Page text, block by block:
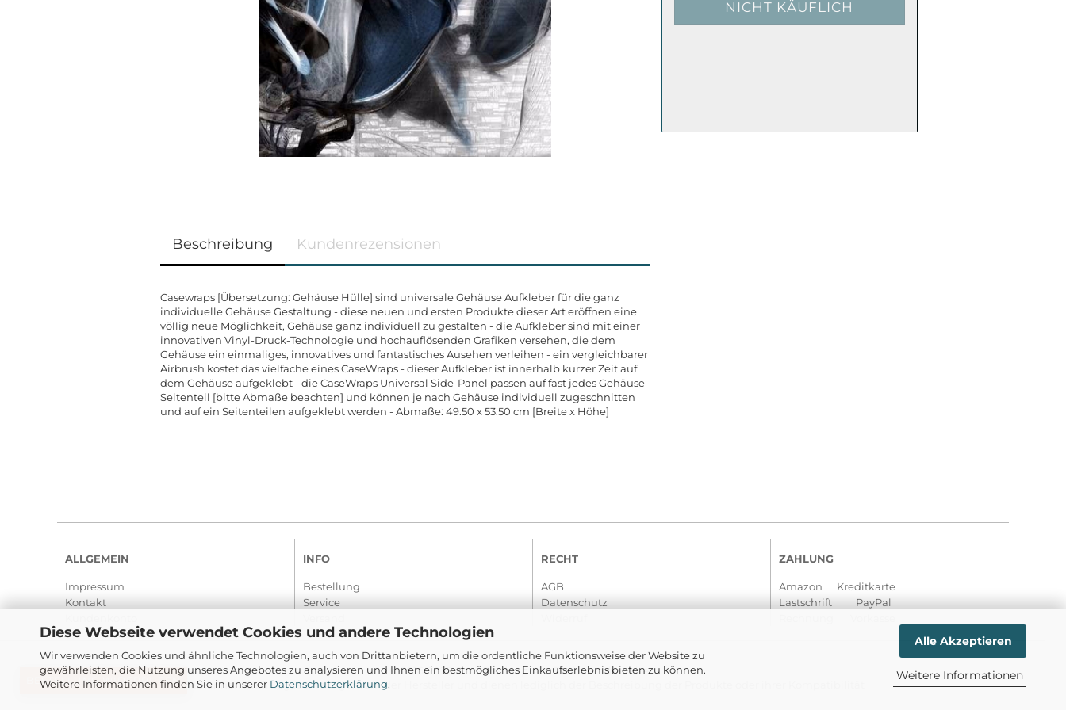
Diese Webseite verwendet Cookies und andere Technologien
Wir verwenden Cookies und ähnliche Technologien, auch von Drittanbietern, um die ordentliche Funktionsweise der Website zu
gewährleisten, die Nutzung unseres Angebotes zu analysieren und Ihnen ein bestmögliches Einkaufserlebnis bieten zu können.
Weitere Informationen finden Sie in unserer Datenschutzerklärung.
Alle Akzeptieren
Weitere Informationen
Beschreibung Kundenrezensionen
Casewraps [Übersetzung: Gehäuse Hülle] sind universale Gehäuse Aufkleber für die ganz
individuelle Gehäuse Gestaltung - diese neuen und ersten Produkte dieser Art eröffnen eine
völlig neue Möglichkeit, Gehäuse ganz individuell zu gestalten - die Aufkleber sind mit einer
innovativen Vinyl-Druck-Technologie und hochauflösenden Grafiken versehen, die dem
Gehäuse ein einmaliges, innovatives und fantastisches Ausehen verleihen - ein vergleichbarer
Airbrush kostet das vielfache eines CaseWraps - dieser Aufkleber ist innerhalb kurzer Zeit auf
dem Gehäuse aufgeklebt - die CaseWraps Universal Side-Panel passen auf fast jedes Gehäuse-
Seitenteil [bitte Abmaße beachten] und können je nach Gehäuse individuell zugeschnitten
und auf ein Seitenteilen aufgeklebt werden - Abmaße: 49.50 x 53.50 cm [Breite x Höhe]
ALLGEMEIN
Impressum
Kontakt
INFO
Bestellung
Service
RECHT
AGB
Datenschutz
ZAHLUNG
Amazon Kreditkarte
Lastschrift PayPal
BESTELLUNG WIDERRUFEN
© 2016-2026 Com-Tra.de | Alle Rechte vorbehalten
Markennamen & Logos sind Eigentum der Hersteller und dienen lediglich der Beschreibung der Produkte oder ihrer Kompatibilität